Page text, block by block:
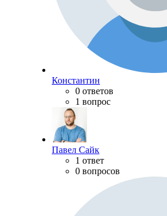
Константин
0 ответов
1 вопрос
Павел Сайк
1 ответ
0 вопросов